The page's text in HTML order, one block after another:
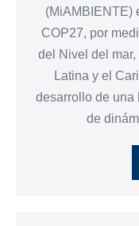
(MiAMBIENTE)
COP27, por
del Nivel del
Latina y el
desarrollo de una
de